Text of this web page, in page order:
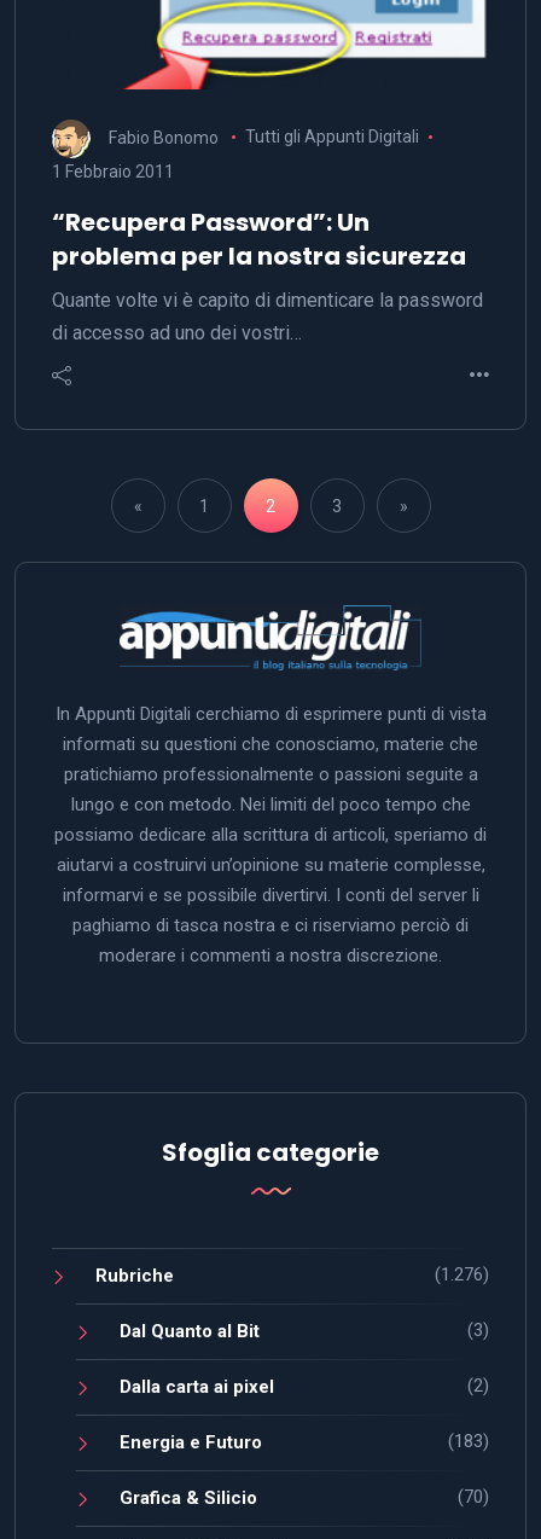
Fabio Bonomo
Tutti gli Appunti Digitali
1 Febbraio 2011
“Recupera Password”: Un
problema per la nostra sicurezza
Quante volte vi è capito di dimenticare la password
di accesso ad uno dei vostri…
« 1 2 3 »
In Appunti Digitali cerchiamo di esprimere punti di vista
informati su questioni che conosciamo, materie che
pratichiamo professionalmente o passioni seguite a
lungo e con metodo. Nei limiti del poco tempo che
possiamo dedicare alla scrittura di articoli, speriamo di
aiutarvi a costruirvi un’opinione su materie complesse,
informarvi e se possibile divertirvi. I conti del server li
paghiamo di tasca nostra e ci riserviamo perciò di
moderare i commenti a nostra discrezione.
Sfoglia categorie
Rubriche (1.276)
Dal Quanto al Bit (3)
Dalla carta ai pixel (2)
Energia e Futuro (183)
Grafica & Silicio (70)